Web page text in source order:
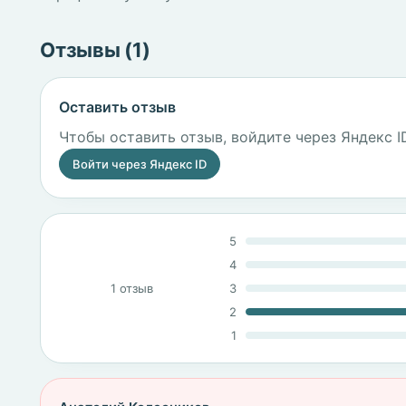
Отзывы (1)
Оставить отзыв
Чтобы оставить отзыв, войдите через Яндекс
Войти через Яндекс ID
1 отзыв
5
4
3
2
1